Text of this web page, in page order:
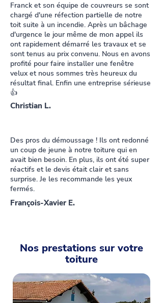
Franck et son équipe de couvreurs se sont
chargé d'une réfection partielle de notre
toit suite à un incendie. Après un bâchage
d'urgence le jour même de mon appel ils
ont rapidement démarré les travaux et se
sont tenus au prix convenu. Nous en avons
profité pour faire installer une fenêtre
velux et nous sommes très heureux du
résultat final. Enfin une entreprise sérieuse
👍
Christian L.
Des pros du démoussage ! Ils ont redonné
un coup de jeune à notre toiture qui en
avait bien besoin. En plus, ils ont été super
réactifs et le devis était clair et sans
surprise. Je les recommande les yeux
fermés.
François-Xavier E.
Nos prestations sur votre
toiture